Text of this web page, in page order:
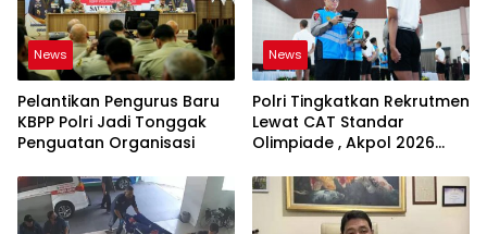
News
Pelantikan Pengurus Baru
KBPP Polri Jadi Tonggak
Penguatan Organisasi
News
Polri Tingkatkan Rekrutmen
Lewat CAT Standar
Olimpiade , Akpol 2026